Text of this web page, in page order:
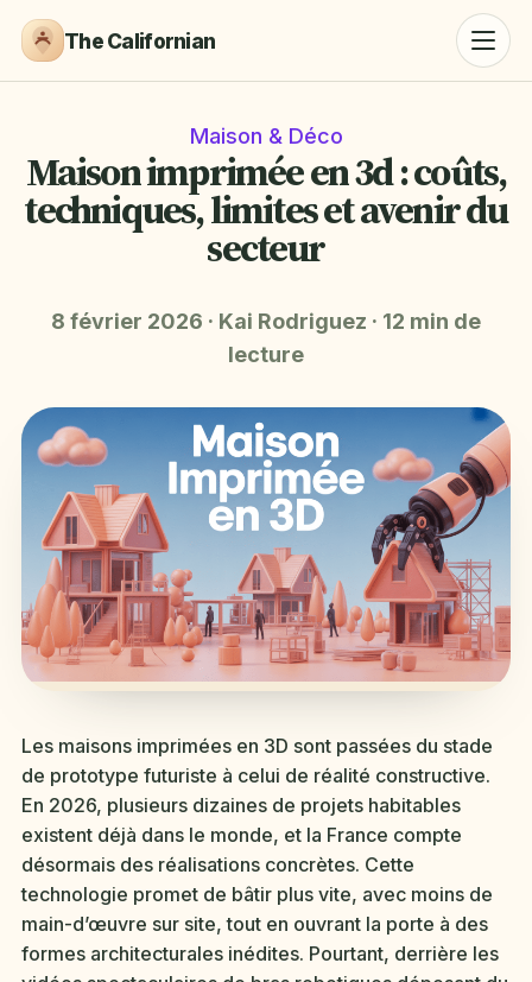
The Californian
Maison & Déco
Maison imprimée en 3d : coûts,
techniques, limites et avenir du
secteur
8 février 2026 · Kai Rodriguez · 12 min de
lecture
Les maisons imprimées en 3D sont passées du stade
de prototype futuriste à celui de réalité constructive.
En 2026, plusieurs dizaines de projets habitables
existent déjà dans le monde, et la France compte
désormais des réalisations concrètes. Cette
technologie promet de bâtir plus vite, avec moins de
main-d’œuvre sur site, tout en ouvrant la porte à des
formes architecturales inédites. Pourtant, derrière les